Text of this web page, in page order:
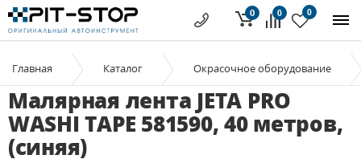
0 0
0
Главная Каталог Окрасочное оборудование
Малярная лента JETA PRO
WASHI TAPE 581590, 40 метров,
(синяя)